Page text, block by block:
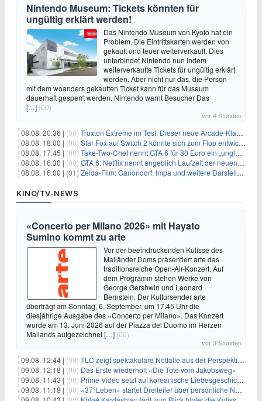
Nintendo Museum: Tickets könnten für
ungültig erklärt werden!
Das Nintendo Museum von Kyoto hat ein
Problem. Die Eintrittskarten werden von
gekauft und teuer weiterverkauft. Dies
unterbindet Nintendo nun indem
weiterverkaufte Tickets für ungültig erklärt
werden. Aber nicht nur das, die Person
mit dem woanders gekauften Ticket kann für das Museum
dauerhaft gesperrt werden. Nintendo warnt Besucher Das
[…] (00)
vor 4 Stunden
08.08. 20:36 | (00) Truxton Extreme im Test: Dieser neue Arcade-Klassiker verzeiht dir gar nichts
08.08. 18:00 | (00) Star Fox auf Switch 2 könnte sich zum Flop entwickeln
08.08. 17:45 | (00) Take-Two-Chef nennt GTA 6 für 80 Euro ein „unglaubliches Schnäppchen“
08.08. 16:30 | (00) GTA 6: Netflix nennt angeblich Laufzeit der neuen Gameplay-Präsentation
08.08. 16:00 | (01) Zelda-Film: Ganondorf, Impa und weitere Darsteller sollen feststehen
KINO/TV-NEWS
«Concerto per Milano 2026» mit Hayato
Sumino kommt zu arte
Vor der beeindruckenden Kulisse des
Mailänder Doms präsentiert arte das
traditionsreiche Open-Air-Konzert. Auf
dem Programm stehen Werke von
George Gershwin und Leonard
Bernstein. Der Kultursender arte
überträgt am Sonntag, 6. September, um 17.45 Uhr die
diesjährige Ausgabe des «Concerto per Milano». Das Konzert
wurde am 13. Juni 2026 auf der Piazza del Duomo im Herzen
Mailands aufgezeichnet[…] (00)
vor 3 Stunden
09.08. 12:44 | (00) TLC zeigt spektakuläre Notfälle aus der Perspektive der Patienten
09.08. 12:18 | (00) Das Erste wiederholt «Die Tote vom Jakobsweg»
09.08. 11:43 | (00) Prime Video setzt auf koreanische Liebesgeschichte
09.08. 11:18 | (00) «37°Leben» startet Dreiteiler über persönliche Neuanfänge